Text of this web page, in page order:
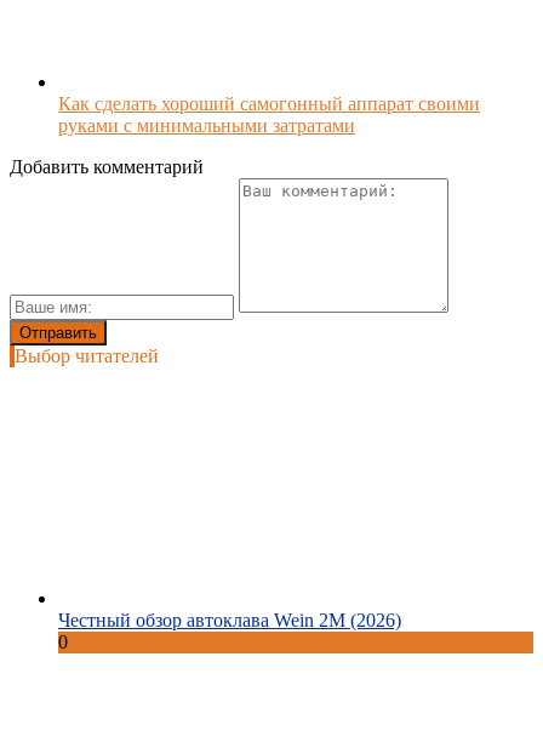
Как сделать хороший самогонный аппарат своими
руками с минимальными затратами
Добавить комментарий
Выбор читателей
Честный обзор автоклава Wein 2M (2026)
0